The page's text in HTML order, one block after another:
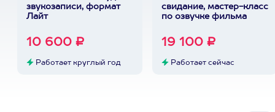
звукозаписи, формат
Лайт
10 600 ₽
Работает круглый год
свидание, мастер-класс
по озвучке фильма
19 100 ₽
Работает сейчас